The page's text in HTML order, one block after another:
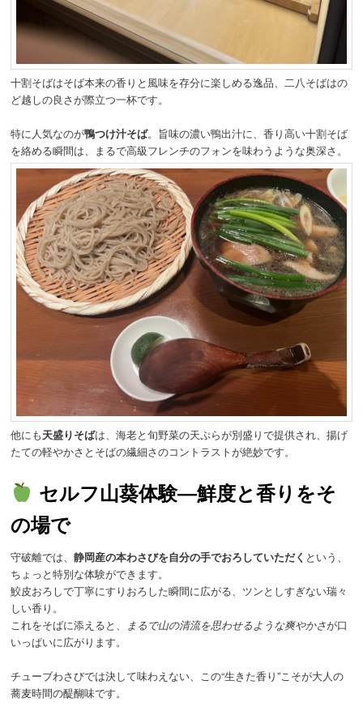
十割そばはそば本来の香りと風味を存分に楽しめる逸品、二八そばはの
ど越しの良さが際立つ一杯です。
特に人気なのが鴨つけ汁そば。旨味の濃い鴨出汁に、香り高い十割そば
を絡める瞬間は、まるで高級フレンチのフォンを味わうような奥深さ。
他にも天盛りそばは、海老と旬野菜の天ぷらが別盛りで提供され、揚げ
たての軽やかさとそばの繊細さのコントラストが絶妙です。
セルフ山葵体験―鮮度と香りをそ
の場で
守破離では、静岡産の本わさびを自分の手でおろしていただく という、
ちょっと特別な体験ができます。
鮫皮おろしで丁寧にすりおろした瞬間に広がる、ツンとしすぎない瑞々
しい香り。
これをそばに添えると、 まるで山の清流を思わせるような爽やかさが口
いっぱいに広がります。
チューブわさびでは決して味わえない、この“生きた香り”こそが大人の
蕎麦時間の醍醐味です。